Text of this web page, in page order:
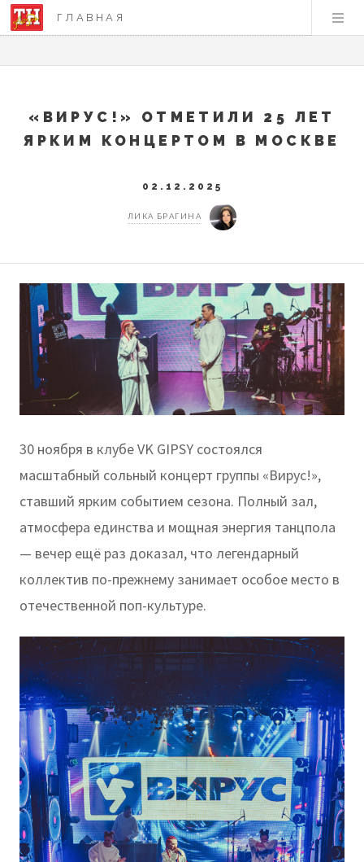
ГЛАВНАЯ
«ВИРУС!» ОТМЕТИЛИ 25 ЛЕТ
ЯРКИМ КОНЦЕРТОМ В МОСКВЕ
02.12.2025
ЛИКА БРАГИНА
30 ноября в клубе VK GIPSY состоялся
масштабный сольный концерт группы «Вирус!»,
ставший ярким событием сезона. Полный зал,
атмосфера единства и мощная энергия танцпола
— вечер ещё раз доказал, что легендарный
коллектив по-прежнему занимает особое место в
отечественной поп-культуре.